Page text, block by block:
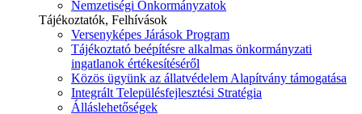
Nemzetiségi Önkormányzatok
Tájékoztatók, Felhívások
Versenyképes Járások Program
Tájékoztató beépítésre alkalmas önkormányzati
ingatlanok értékesítéséről
Közös ügyünk az állatvédelem Alapítvány támogatása
Integrált Településfejlesztési Stratégia
Álláslehetőségek